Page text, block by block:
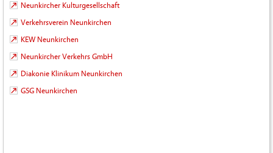
Neunkircher Kulturgesellschaft
Verkehrsverein Neunkirchen
KEW Neunkirchen
Neunkircher Verkehrs GmbH
Diakonie Klinikum Neunkirchen
GSG Neunkirchen